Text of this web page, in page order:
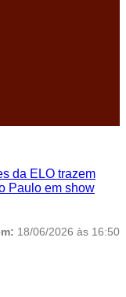
da ELO trazem
Paulo em show
18/06/2026 às 16:50